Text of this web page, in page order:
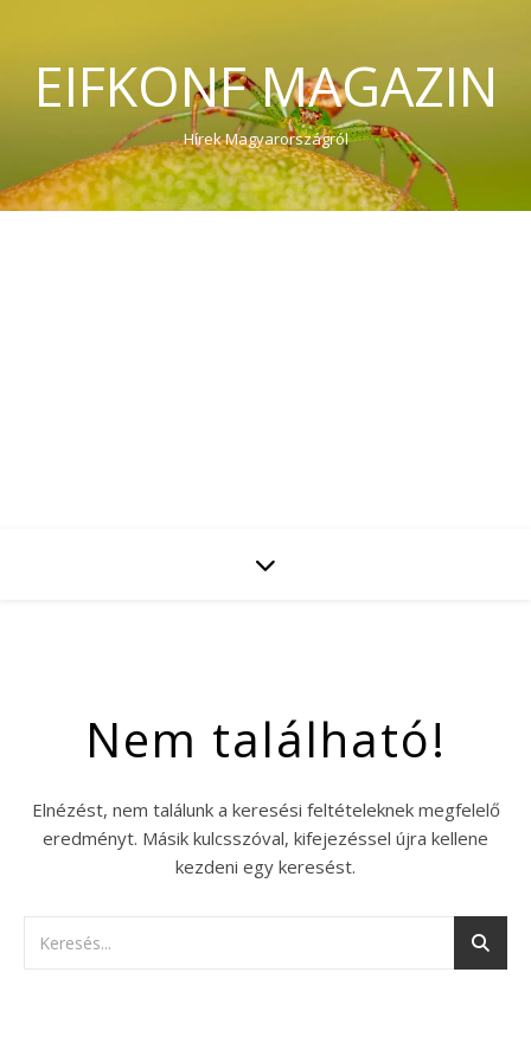
EIFKONF MAGAZIN
Hírek Magyarországról
Nem található!
Elnézést, nem találunk a keresési feltételeknek megfelelő
eredményt. Másik kulcsszóval, kifejezéssel újra kellene
kezdeni egy keresést.